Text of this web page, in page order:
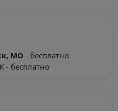
МО - бесплатно
- бесплатно